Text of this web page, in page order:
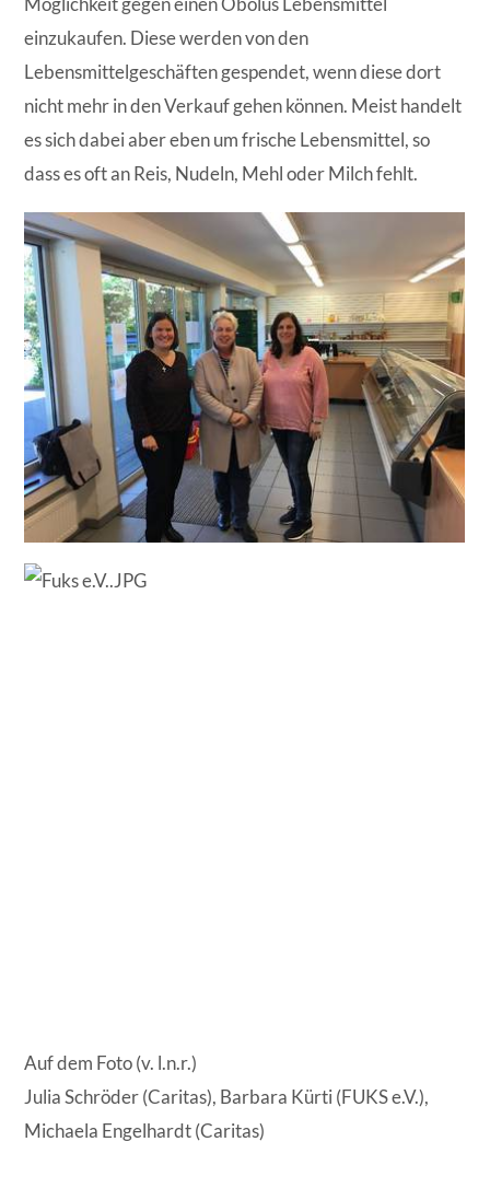
einzukaufen. Diese werden von den
Lebensmittelgeschäften gespendet, wenn diese dort
nicht mehr in den Verkauf gehen können. Meist handelt
es sich dabei aber eben um frische Lebensmittel, so
dass es oft an Reis, Nudeln, Mehl oder Milch fehlt.
Auf dem Foto (v. l.n.r.)
Julia Schröder (Caritas), Barbara Kürti (FUKS e.V.),
Michaela Engelhardt (Caritas)